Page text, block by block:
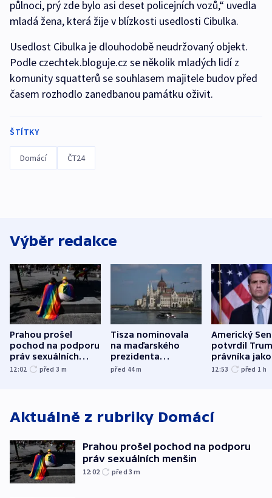
půlnoci, prý zde bylo asi deset policejních vozů,“ uvedla
mladá žena, která žije v blízkosti usedlosti Cibulka.
Usedlost Cibulka je dlouhodobě neudržovaný objekt.
Podle czechtek.bloguje.cz se několik mladých lidí z
komunity squatterů se souhlasem majitele budov před
časem rozhodlo zanedbanou památku oživit.
ŠTÍTKY
Domácí ČT24
Výběr redakce
Prahou prošel
pochod na podporu
práv sexuálních
menšin
12:02 před 3 m
Tisza nominovala
na maďarského
prezidenta
bývalého šéfa
před 44m
Americký
potvrdil
právníka jako
ministra
12:53 před 1 h
Aktuálně z rubriky Domácí
Prahou prošel pochod na podporu
práv sexuálních menšin
12:02 před 3m